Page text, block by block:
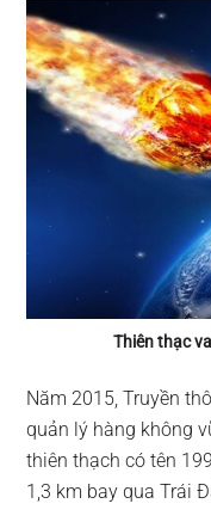
Thiên thạc
Năm 2015, Truyền
quản lý hàng không
thiên thạch có tên
1,3 km bay qua Trái